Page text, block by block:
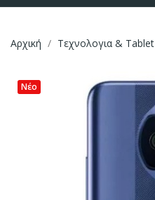
Αρχική Τεχνολογια & Tablet
Νέο